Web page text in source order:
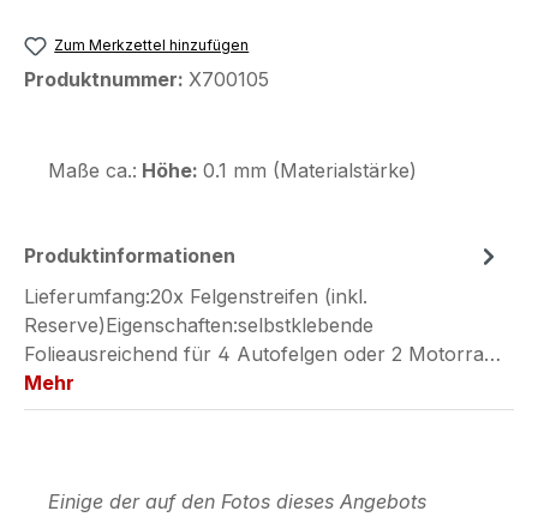
Zum Merkzettel hinzufügen
Produktnummer: X700105
Maße ca.: Höhe: 0.1 mm (Materialstärke)
Produktinformationen
Lieferumfang:20x Felgenstreifen (inkl.
Reserve)Eigenschaften:selbstklebende
Folieausreichend für 4 Autofelgen oder 2 Motorra…
Mehr
Einige der auf den Fotos dieses Angebots